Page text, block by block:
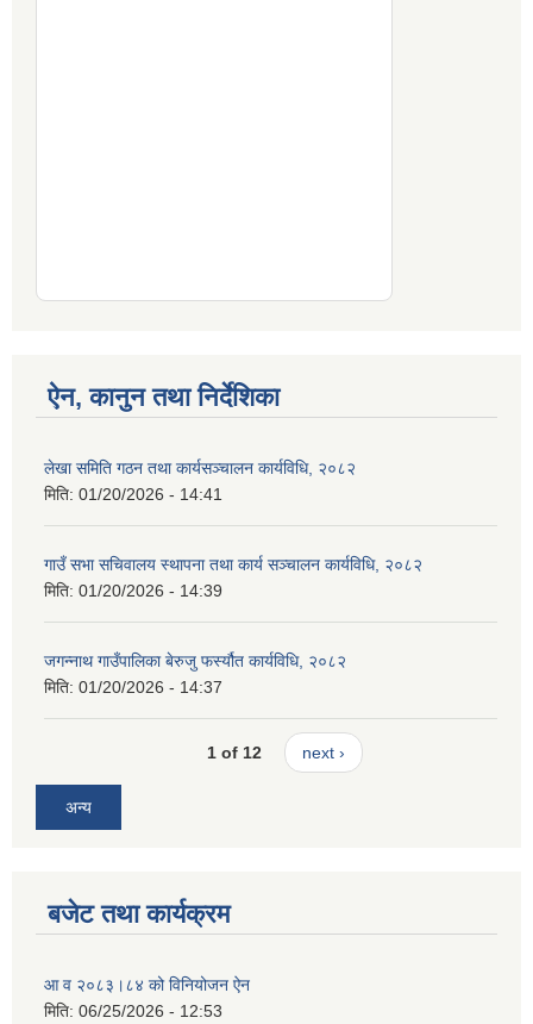
ऐन, कानुन तथा निर्देशिका
लेखा समिति गठन तथा कार्यसञ्चालन कार्यविधि, २०८२
मिति: 01/20/2026 - 14:41
गाउँ सभा सचिवालय स्थापना तथा कार्य सञ्चालन कार्यविधि, २०८२
मिति: 01/20/2026 - 14:39
जगन्नाथ गाउँपालिका बेरुजु फर्स्यौत कार्यविधि, २०८२
मिति: 01/20/2026 - 14:37
1 of 12 next ›
अन्य
बजेट तथा कार्यक्रम
आ व २०८३।८४ को विनियोजन ऐन
मिति: 06/25/2026 - 12:53